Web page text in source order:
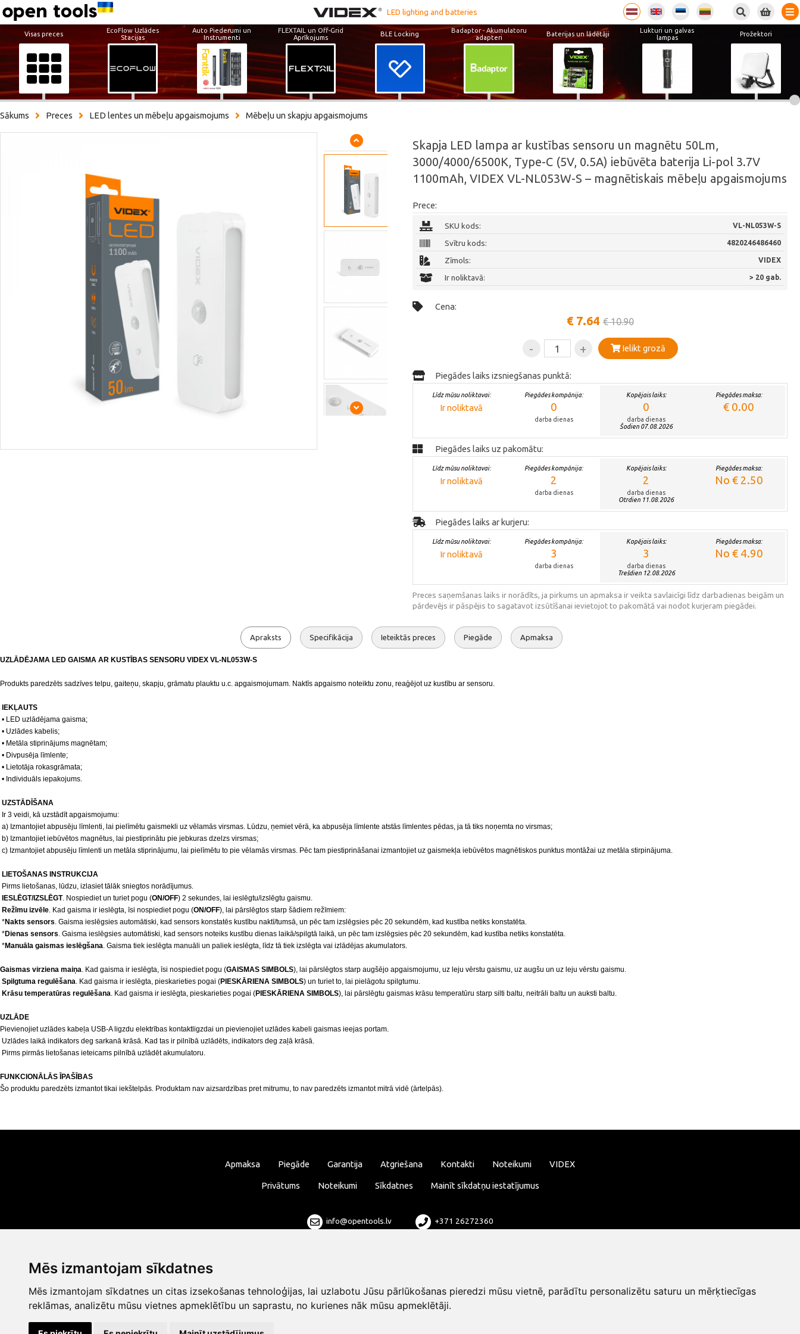
Mēs izmantojam sīkdatnes
Mēs izmantojam sīkdatnes un citas izsekošanas tehnoloģijas, lai uzlabotu Jūsu pārlūkošanas pieredzi mūsu vietnē, parādītu personalizētu saturu un mērķtiecīgas
reklāmas, analizētu mūsu vietnes apmeklētību un saprastu, no kurienes nāk mūsu apmeklētāji.
LED lighting and batteries
Visas preces
EcoFlow Uzlādes
Stacijas
Auto Piederumi un
Instrumenti
FLEXTAIL un Off-Grid
Aprīkojums
BLE Locking
Badaptor - Akumulatoru
adapteri
Baterijas un lādētāji
Lukturi un galvas
lampas
Prožektori
Sākums Preces LED lentes un mēbeļu apgaismojums Mēbeļu un skapju apgaismojums
Skapja LED lampa ar kustības sensoru un magnētu 50Lm,
3000/4000/6500K, Type-C (5V, 0.5A) iebūvēta baterija Li-pol 3.7V
1100mAh, VIDEX VL-NL053W-S – magnētiskais mēbeļu apgaismojums
Prece:
SKU kods: VL-NL053W-S
Svītru kods: 4820246486460
Zīmols: VIDEX
Ir noliktavā: > 20 gab.
Cena:
€ 7.64 € 10.90
- + Ielikt grozā
Piegādes laiks izsniegšanas punktā:
Līdz mūsu noliktavai:
Ir noliktavā
Piegādes kompānija:
0
darba dienas
Kopējais laiks:
0
darba dienas
Šodien 07.08.2026
Piegādes maksa:
€ 0.00
Piegādes laiks uz pakomātu:
Līdz mūsu noliktavai:
Ir noliktavā
Piegādes kompānija:
2
darba dienas
Kopējais laiks:
2
darba dienas
Otrdien 11.08.2026
Piegādes maksa:
No € 2.50
Piegādes laiks ar kurjeru:
Līdz mūsu noliktavai:
Ir noliktavā
Piegādes kompānija:
3
darba dienas
Kopējais laiks:
3
darba dienas
Trešdien 12.08.2026
Piegādes maksa:
No € 4.90
Preces saņemšanas laiks ir norādīts, ja pirkums un apmaksa ir veikta savlaicīgi līdz darbadienas beigām un
pārdevējs ir pāspējis to sagatavot izsūtīšanai ievietojot to pakomātā vai nodot kurjeram piegādei.
Apraksts Specifikācija Ieteiktās preces Piegāde Apmaksa
UZLĀDĒJAMA LED GAISMA AR KUSTĪBAS SENSORU VIDEX VL-NL053W-S
Produkts paredzēts sadzīves telpu, gaiteņu, skapju, grāmatu plauktu u.c. apgaismojumam. Naktīs apgaismo noteiktu zonu, reaģējot uz kustību ar sensoru.
IEKĻAUTS
• LED uzlādējama gaisma;
• Uzlādes kabelis;
• Metāla stiprinājums magnētam;
• Divpusēja līmlente;
• Lietotāja rokasgrāmata;
• Individuāls iepakojums.
UZSTĀDĪŠANA
Ir 3 veidi, kā uzstādīt apgaismojumu:
a) Izmantojiet abpusēju līmlenti, lai pielīmētu gaismekli uz vēlamās virsmas. Lūdzu, ņemiet vērā, ka abpusēja līmlente atstās līmlentes pēdas, ja tā tiks noņemta no virsmas;
b) Izmantojiet iebūvētos magnētus, lai piestiprinātu pie jebkuras dzelzs virsmas;
c) Izmantojiet abpusēju līmlenti un metāla stiprinājumu, lai pielīmētu to pie vēlamās virsmas. Pēc tam piestiprināšanai izmantojiet uz gaismekļa iebūvētos magnētiskos punktus montāžai uz metāla stirpinājuma.
LIETOŠANAS INSTRUKCIJA
Pirms lietošanas, lūdzu, izlasiet tālāk sniegtos norādījumus.
IESLĒGT/IZSLĒGT. Nospiediet un turiet pogu (ON/OFF) 2 sekundes, lai ieslēgtu/izslēgtu gaismu.
Režīmu izvēle. Kad gaisma ir ieslēgta, īsi nospiediet pogu (ON/OFF), lai pārslēgtos starp šādiem režīmiem:
*Nakts sensors. Gaisma ieslēgsies automātiski, kad sensors konstatēs kustību naktī/tumsā, un pēc tam izslēgsies pēc 20 sekundēm, kad kustība netiks konstatēta.
*Dienas sensors. Gaisma ieslēgsies automātiski, kad sensors noteiks kustību dienas laikā/spilgtā laikā, un pēc tam izslēgsies pēc 20 sekundēm, kad kustība netiks konstatēta.
*Manuāla gaismas ieslēgšana. Gaisma tiek ieslēgta manuāli un paliek ieslēgta, līdz tā tiek izslēgta vai izlādējas akumulators.
Gaismas virziena maiņa. Kad gaisma ir ieslēgta, īsi nospiediet pogu (GAISMAS SIMBOLS), lai pārslēgtos starp augšējo apgaismojumu, uz leju vērstu gaismu, uz augšu un uz leju vērstu gaismu.
Spilgtuma regulēšana. Kad gaisma ir ieslēgta, pieskarieties pogai (PIESKĀRIENA SIMBOLS) un turiet to, lai pielāgotu spilgtumu.
Krāsu temperatūras regulēšana. Kad gaisma ir ieslēgta, pieskarieties pogai (PIESKĀRIENA SIMBOLS), lai pārslēgtu gaismas krāsu temperatūru starp silti baltu, neitrāli baltu un auksti baltu.
UZLĀDE
Pievienojiet uzlādes kabeļa USB-A ligzdu elektrības kontaktligzdai un pievienojiet uzlādes kabeli gaismas ieejas portam.
Uzlādes laikā indikators deg sarkanā krāsā. Kad tas ir pilnībā uzlādēts, indikators deg zaļā krāsā.
Pirms pirmās lietošanas ieteicams pilnībā uzlādēt akumulatoru.
FUNKCIONĀLĀS ĪPAŠĪBAS
Šo produktu paredzēts izmantot tikai iekštelpās. Produktam nav aizsardzības pret mitrumu, to nav paredzēts izmantot mitrā vidē (ārtelpās).
Apmaksa Piegāde Garantija Atgriešana Kontakti Noteikumi VIDEX
Privātums Noteikumi Sīkdatnes Mainīt sīkdatņu iestatījumus
info@opentools.lv +371 26272360
Tirdzniecības partneris: varle.lt
Dizains un izstrāde